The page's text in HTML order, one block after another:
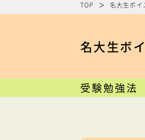
TOP 名大生ボイ
名大生ボ
受験勉強法